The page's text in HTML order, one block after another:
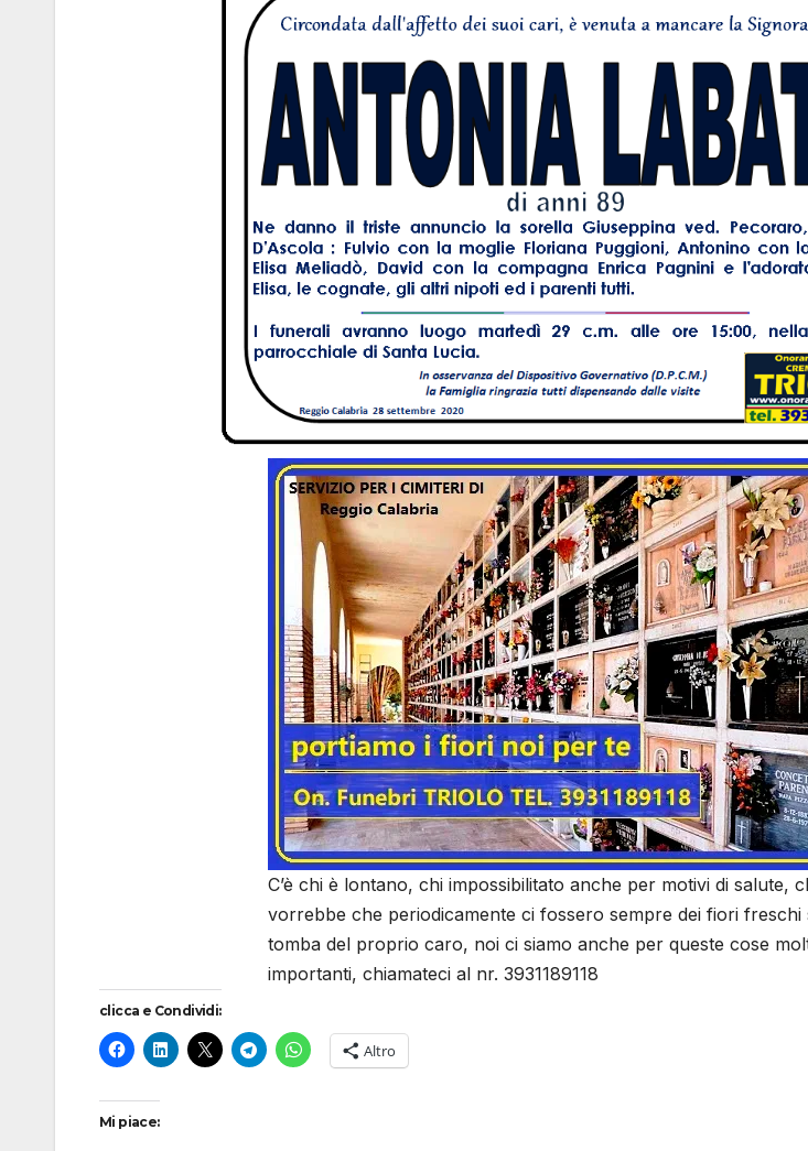
C’è chi è lontano, chi impossibilitato anche per motivi di salute,
vorrebbe che periodicamente ci fossero sempre dei fiori freschi
tomba del proprio caro, noi ci siamo anche per queste cose
importanti, chiamateci al nr. 3931189118
clicca e Condividi:
Altro
Mi piace: